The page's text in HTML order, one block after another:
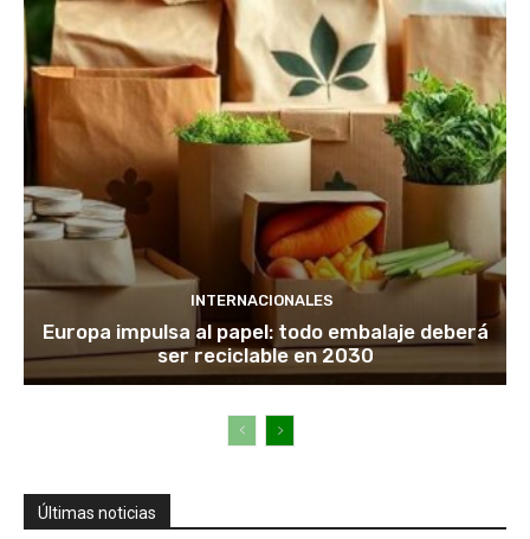
INTERNACIONALES
Europa impulsa al papel: todo embalaje deberá
ser reciclable en 2030
Últimas noticias